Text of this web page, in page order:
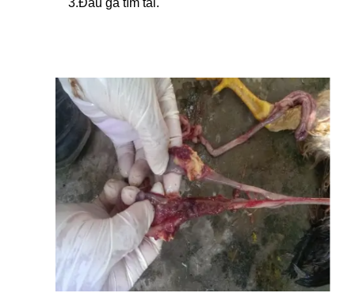
3.Đầu gà tím tái.